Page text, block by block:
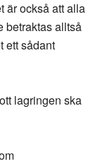
är också att alla
betraktas alltså
ett sådant
lagringen ska